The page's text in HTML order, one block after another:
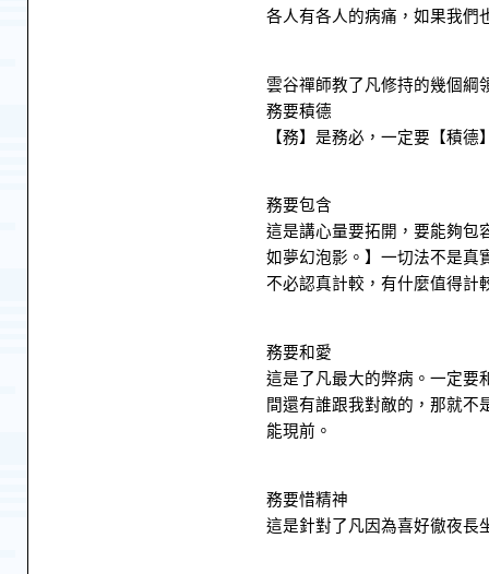
各人有各人的病痛，如果我們
雲谷禪師教了凡修持的幾個綱
務要積德
【務】是務必，一定要【積德
務要包含
這是講心量要拓開，要能夠包
如夢幻泡影。】一切法不是真
不必認真計較，有什麼值得計
務要和愛
這是了凡最大的弊病。一定要
間還有誰跟我對敵的，那就不
能現前。
務要惜精神
這是針對了凡因為喜好徹夜長